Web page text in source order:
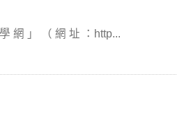
網 」 （ 網 址 ：http...